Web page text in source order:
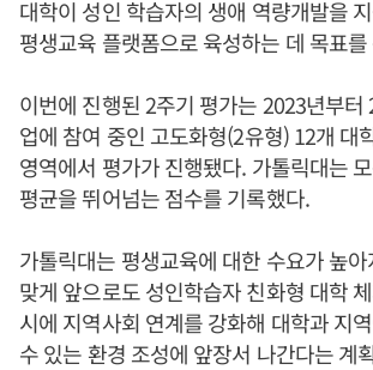
대학이 성인 학습자의 생애 역량개발을
평생교육 플랫폼으로 육성하는 데 목표를
이번에 진행된 2주기 평가는 2023년부터
업에 참여 중인 고도화형(2유형) 12개 대
영역에서 평가가 진행됐다. 가톨릭대는
평균을 뛰어넘는 점수를 기록했다.
가톨릭대는 평생교육에 대한 수요가 높
맞게 앞으로도 성인학습자 친화형 대학
시에 지역사회 연계를 강화해 대학과 지
수 있는 환경 조성에 앞장서 나간다는 계